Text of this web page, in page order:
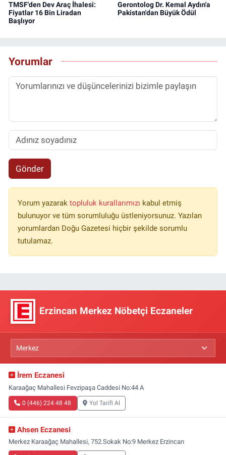
TMSF'den Dev Araç İhalesi:
Fiyatlar 16 Bin Liradan
Başlıyor
Gerontolog Dr. Kemal Aydın'a
Pakistan'dan Büyük Ödül
Yorumlar
Gönder
Yorum yazarak topluluk kurallarımızı kabul etmiş
bulunuyor ve tüm sorumluluğu üstleniyorsunuz. Yazılan
yorumlardan Doğu Gazetesi hiçbir şekilde sorumlu
tutulamaz.
Erzincan Merkez Nöbetçi Eczaneler
İrem Eczanesi
Karaağaç Mahallesi Fevzipaşa Caddesi No:44 A
0 (446) 224 48 48 Yol Tarifi Al
Ahsen Eczanesi
Merkez Karaağaç Mahallesi, 752.Sokak No:9 Merkez Erzincan